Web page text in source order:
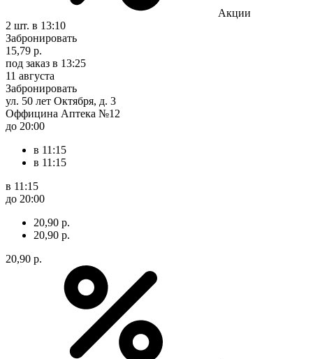
Акции
2 шт. в 13:10
Забронировать
15,79 р.
под заказ в 13:25
11 августа
Забронировать
ул. 50 лет Октября, д. 3
Оффицина Аптека №12
до 20:00
в 11:15
в 11:15
в 11:15
до 20:00
20,90 р.
20,90 р.
20,90 р.